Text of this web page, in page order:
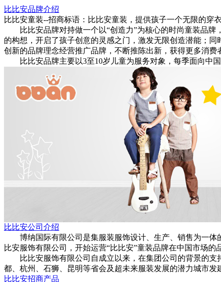
比比安品牌介绍
比比安童装--招商标语： 比比安童装，提供孩子一个无限的穿
比比安品牌对持做一个以“创造力”为核心的时尚童装品牌
的构想，开启了孩子创意的灵感之门，激发无限创造潜能；
创新的品牌理念经营推广品牌，不断推陈出新，获得更多消费
比比安品牌主要以3至10岁儿童为服务对象，每季面向中国
比比安公司介绍
博纳国际有限公司是集服装服饰设计、生产、销售为一体
比安服饰有限公司，开始运营“比比安”童装品牌在中国市场
比比安服饰有限公司自成立以来，在集团公司的背景的支
都、杭州、石狮、昆明等省会及超未来服装发展的潜力城市
比比安招商产品